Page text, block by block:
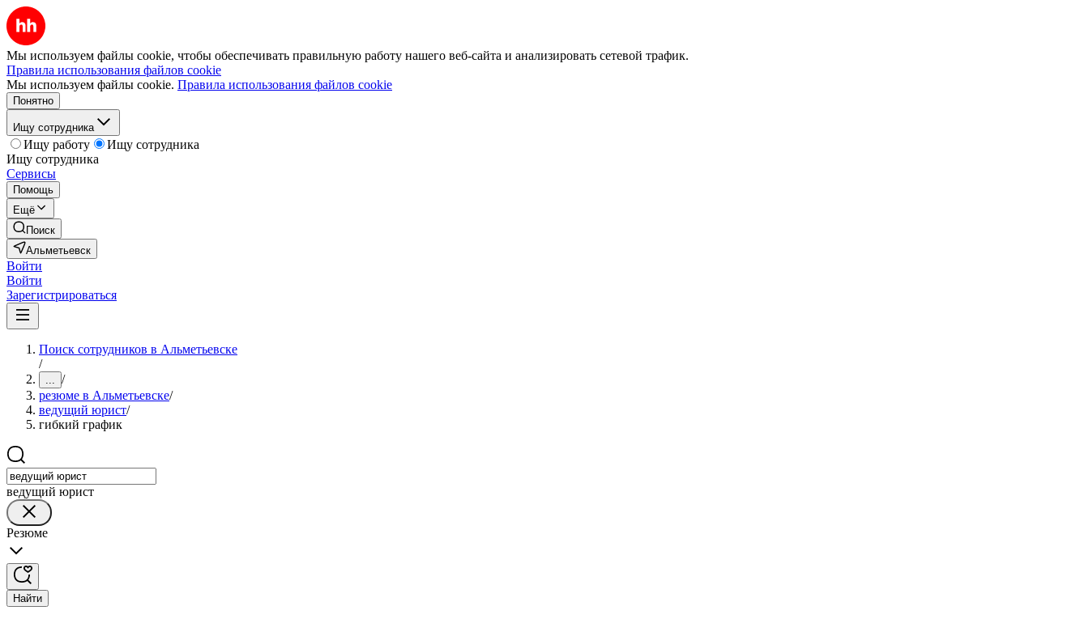
Мы используем файлы cookie, чтобы обеспечивать правильную работу нашего веб-сайта и анализировать сетевой трафик.
Правила использования файлов cookie
Мы используем файлы cookie. Правила использования файлов cookie
Понятно
Ищу сотрудника
Ищу работу
Ищу сотрудника
Ищу сотрудника
Сервисы
Помощь
Ещё
Поиск
Альметьевск
Войти
Войти
Зарегистрироваться
Поиск сотрудников в Альметьевске
/
... /
резюме в Альметьевске/
ведущий юрист/
гибкий график
ведущий юрист
Резюме
Найти